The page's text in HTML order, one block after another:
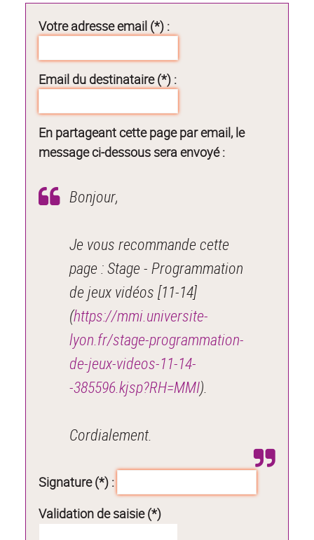
Votre adresse email (*) :
Email du destinataire (*) :
En partageant cette page par email, le
message ci-dessous sera envoyé :
Bonjour,
Je vous recommande cette
page : Stage - Programmation
de jeux vidéos [11-14]
(https://mmi.universite-
lyon.fr/stage-programmation-
de-jeux-videos-11-14-
-385596.kjsp?RH=MMI).
Cordialement.
Signature (*) :
Validation de saisie (*)